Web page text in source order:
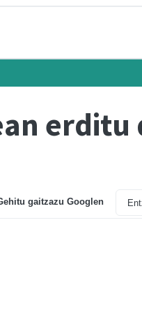
erditu
gaitzazu Googlen